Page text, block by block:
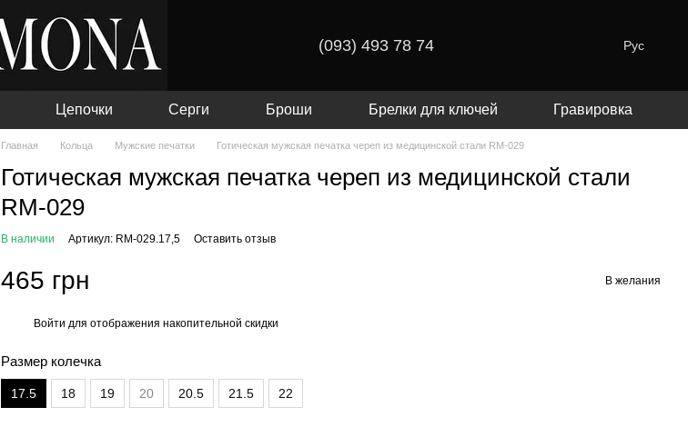
(093) 493 78 74 Рус
Цепочки Серги Броши Брелки для ключей Гравировка
Главная Кольца Мужские печатки Готическая мужская печатка череп из медицинской стали RM-029
Готическая мужская печатка череп из медицинской стали
RM-029
В наличии Артикул: RM-029.17,5 Оставить отзыв
465 грн В желания
Войти для отображения накопительной скидки
Размер колечка
17.5 18 19 20 20.5 21.5 22